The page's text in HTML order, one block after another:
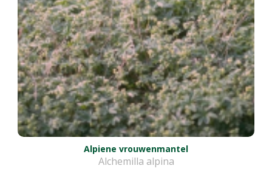
Alpiene vrouwenmantel
Alchemilla alpina